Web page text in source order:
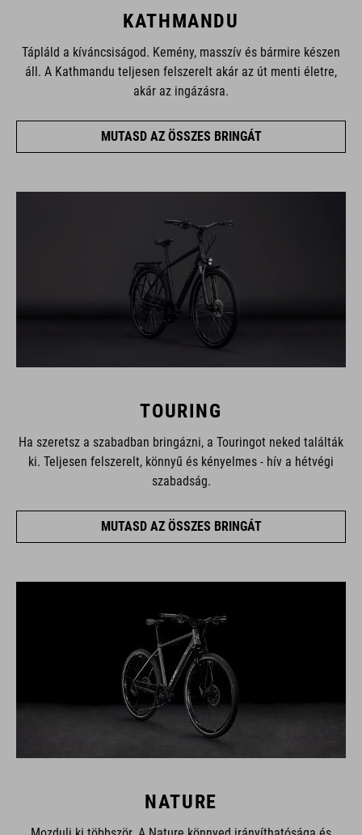
KATHMANDU
Tápláld a kíváncsiságod. Kemény, masszív és bármire készen
áll. A Kathmandu teljesen felszerelt akár az út menti életre,
akár az ingázásra.
MUTASD AZ ÖSSZES BRINGÁT
TOURING
Ha szeretsz a szabadban bringázni, a Touringot neked találták
ki. Teljesen felszerelt, könnyű és kényelmes - hív a hétvégi
szabadság.
MUTASD AZ ÖSSZES BRINGÁT
NATURE
Mozdulj ki többször. A Nature könnyed irányíthatósága és